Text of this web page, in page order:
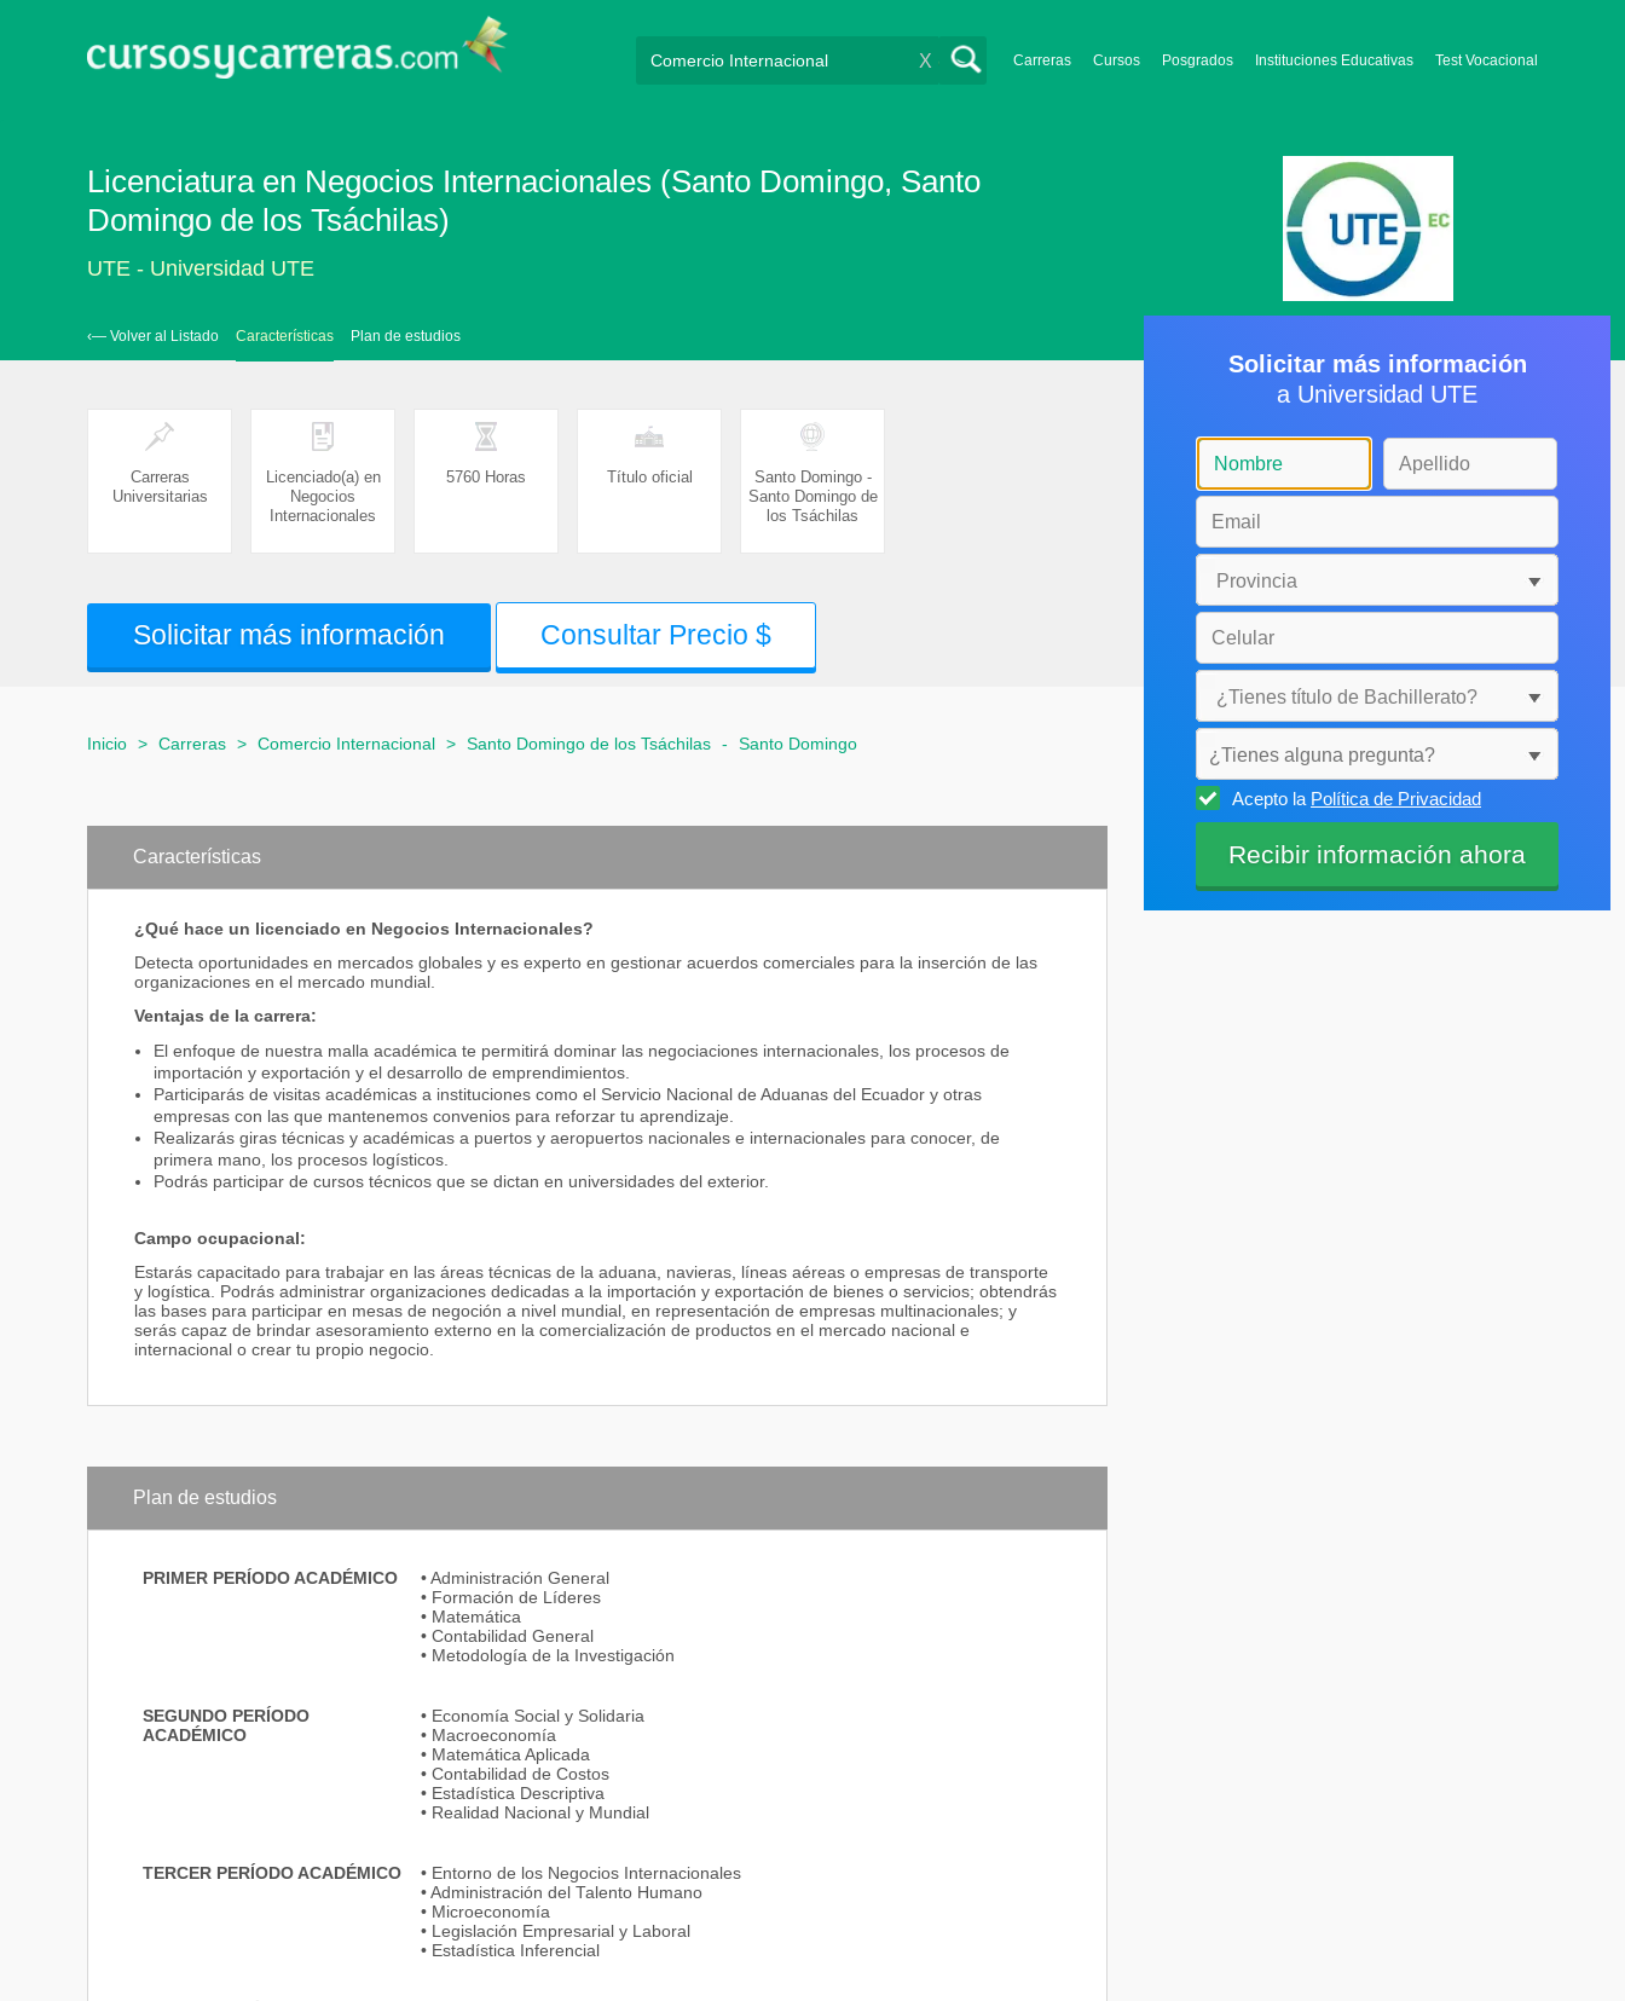
Carreras Cursos Posgrados Instituciones Educativas Test Vocacional
X
Licenciatura en Negocios Internacionales (Santo Domingo, Santo
Domingo de los Tsáchilas)
UTE - Universidad UTE
‹— Volver al Listado Características Plan de estudios
Carreras
Universitarias
Licenciado(a) en
Negocios
Internacionales
5760 Horas Título oficial
Santo Domingo -
Santo Domingo de
los Tsáchilas
Solicitar más información Consultar Precio $
Inicio > Carreras > Comercio Internacional > Santo Domingo de los Tsáchilas - Santo Domingo
Características
¿Qué hace un licenciado en Negocios Internacionales?
Detecta oportunidades en mercados globales y es experto en gestionar acuerdos comerciales para la inserción de las
organizaciones en el mercado mundial.
Ventajas de la carrera:
El enfoque de nuestra malla académica te permitirá dominar las negociaciones internacionales, los procesos de
importación y exportación y el desarrollo de emprendimientos.
Participarás de visitas académicas a instituciones como el Servicio Nacional de Aduanas del Ecuador y otras
empresas con las que mantenemos convenios para reforzar tu aprendizaje.
Realizarás giras técnicas y académicas a puertos y aeropuertos nacionales e internacionales para conocer, de
primera mano, los procesos logísticos.
Podrás participar de cursos técnicos que se dictan en universidades del exterior.
Campo ocupacional:
Estarás capacitado para trabajar en las áreas técnicas de la aduana, navieras, líneas aéreas o empresas de transporte
y logística. Podrás administrar organizaciones dedicadas a la importación y exportación de bienes o servicios; obtendrás
las bases para participar en mesas de negoción a nivel mundial, en representación de empresas multinacionales; y
serás capaz de brindar asesoramiento externo en la comercialización de productos en el mercado nacional e
internacional o crear tu propio negocio.
Plan de estudios
PRIMER PERÍODO ACADÉMICO
• Administración General
• Formación de Líderes
• Matemática
• Contabilidad General
• Metodología de la Investigación
SEGUNDO PERÍODO
ACADÉMICO
• Economía Social y Solidaria
• Macroeconomía
• Matemática Aplicada
• Contabilidad de Costos
• Estadística Descriptiva
• Realidad Nacional y Mundial
TERCER PERÍODO ACADÉMICO
• Entorno de los Negocios Internacionales
• Administración del Talento Humano
• Microeconomía
• Legislación Empresarial y Laboral
• Estadística Inferencial
Solicitar más información
a Universidad UTE
¿Tienes alguna pregunta?
Selecciónala
Acepto la Política de Privacidad